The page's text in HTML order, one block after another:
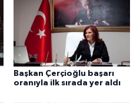
Başkan Çerçioğlu başarı
oranıyla ilk sırada yer aldı